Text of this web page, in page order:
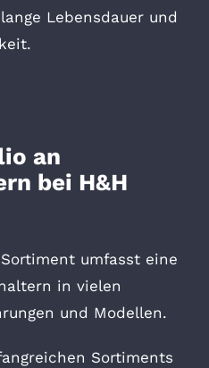
Lebensdauer und
an
bei H&H
umfasst eine
in vielen
und Modellen.
Sortiments